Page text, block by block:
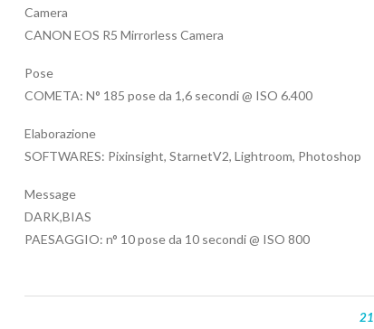
Camera
CANON EOS R5 Mirrorless Camera
Pose
COMETA: N° 185 pose da 1,6 secondi @ ISO 6.400
Elaborazione
SOFTWARES: Pixinsight, StarnetV2, Lightroom, Photoshop
Message
DARK,BIAS
PAESAGGIO: n° 10 pose da 10 secondi @ ISO 800
21